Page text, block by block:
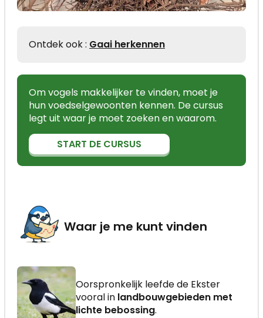
Ontdek ook : Gaai herkennen
Om vogels makkelijker te vinden, moet je
hun voedselgewoonten kennen. De cursus
legt uit waar je moet zoeken en waarom.
START DE CURSUS
Waar je me kunt vinden
Oorspronkelijk leefde de Ekster
vooral in landbouwgebieden met
lichte bebossing.